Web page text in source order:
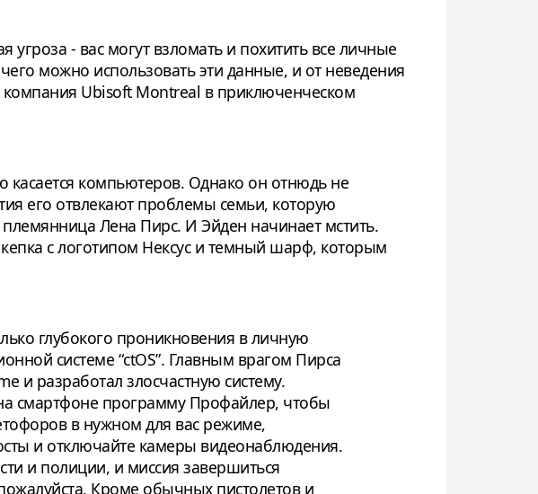
- вас могут взломать и похитить все личные
можно использовать эти данные, и от неведения
компания Ubisoft Montreal в приключенческом
касается компьютеров. Однако он отнюдь не
его отвлекают проблемы семьи, которую
племянница Лена Пирс. И Эйден начинает мстить.
с логотипом Нексус и темный шарф, которым
глубокого проникновения в личную
системе “ctOS”. Главным врагом Пирса
и разработал злосчастную систему.
смартфоне программу Профайлер, чтобы
в нужном для вас режиме,
и отключайте камеры видеонаблюдения.
и полиции, и миссия завершиться
Кроме обычных пистолетов и